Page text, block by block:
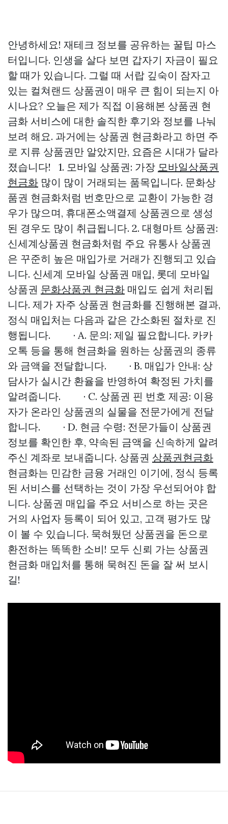
안녕하세요! 재테크 정보를 공유하는 꿀팁 마스
터입니다. 인생을 살다 보면 갑자기 자금이 필요
할 때가 있습니다. 그럴 때 서랍 깊숙이 잠자고
있는 컬쳐랜드 상품권이 매우 큰 힘이 되는지 아
시나요? 오늘은 제가 직접 이용해본 상품권 현
금화 서비스에 대한 솔직한 후기와 정보를 나눠
보려 해요. 과거에는 상품권 현금화라고 하면 주
로 지류 상품권만 알았지만, 요즘은 시대가 달라
졌습니다! 1. 모바일 상품권: 가장 모바일상품권
현금화 많이 많이 거래되는 품목입니다. 문화상
품권 현금화처럼 번호만으로 교환이 가능한 경
우가 많으며, 휴대폰소액결제 상품권으로 생성
된 경우도 많이 취급됩니다. 2. 대형마트 상품권:
신세계상품권 현금화처럼 주요 유통사 상품권
은 꾸준히 높은 매입가로 거래가 진행되고 있습
니다. 신세계 모바일 상품권 매입, 롯데 모바일
상품권 문화상품권 현금화 매입도 쉽게 처리됩
니다. 제가 자주 상품권 현금화를 진행해본 결과,
정식 매입처는 다음과 같은 간소화된 절차로 진
행됩니다. · A. 문의: 제일 필요합니다. 카카
오톡 등을 통해 현금화을 원하는 상품권의 종류
와 금액을 전달합니다. · B. 매입가 안내: 상
담사가 실시간 환율을 반영하여 확정된 가치를
알려줍니다. · C. 상품권 핀 번호 제공: 이용
자가 온라인 상품권의 실물을 전문가에게 전달
합니다. · D. 현금 수령: 전문가들이 상품권
정보를 확인한 후, 약속된 금액을 신속하게 알려
주신 계좌로 보내줍니다. 상품권 상품권현금화
현금화는 민감한 금융 거래인 이기에, 정식 등록
된 서비스를 선택하는 것이 가장 우선되어야 합
니다. 상품권 매입을 주요 서비스로 하는 곳은
거의 사업자 등록이 되어 있고, 고객 평가도 많
이 볼 수 있습니다. 묵혀뒀던 상품권을 돈으로
환전하는 똑똑한 소비! 모두 신뢰 가는 상품권
현금화 매입처를 통해 묵혀진 돈을 잘 써 보시
길!